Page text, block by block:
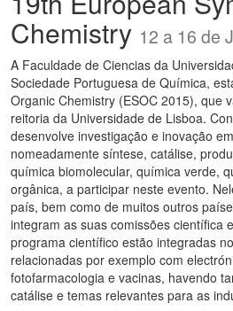
Chemistry 12 a 16 de
A Faculdade de Ciencias da
Sociedade Portuguesa de Química,
Organic Chemistry (ESOC 2015), que
reitoria da Universidade de Lisboa.
desenvolve investigação e inovação
nomeadamente síntese, catálise,
química biomolecular, química verde,
orgânica, a participar neste evento.
país, bem como de muitos outros
integram as suas comissões científica
programa científico estão integradas
relacionadas por exemplo com
fotofarmacologia e vacinas, havendo
catálise e temas relevantes para as